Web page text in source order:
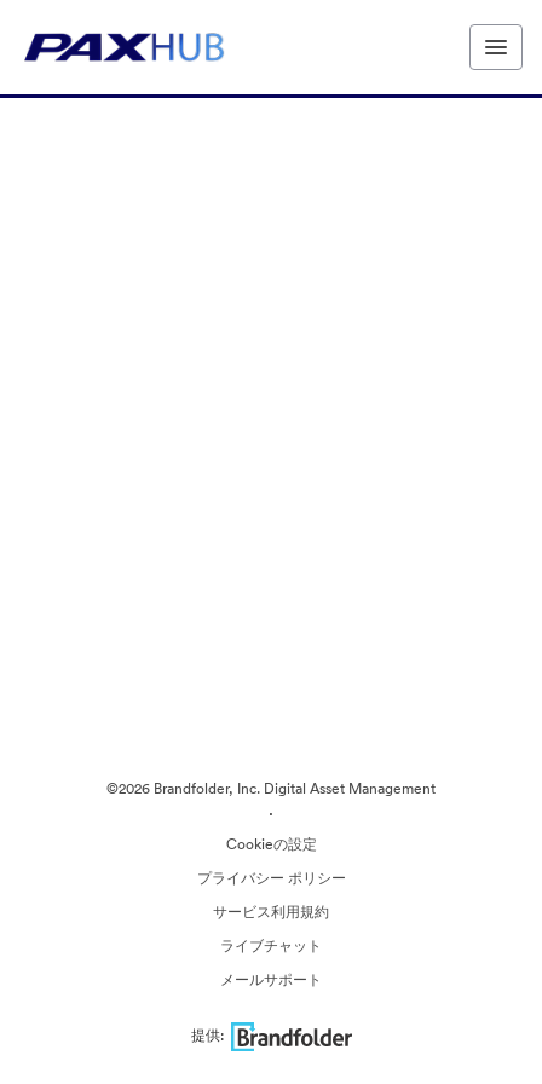
©2026 Brandfolder, Inc. Digital Asset Management
·
Cookieの設定
プライバシー ポリシー
サービス利用規約
ライブチャット
メールサポート
提供: